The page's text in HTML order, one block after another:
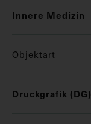
Innere Medizin
Objektart
Druckgrafik (DG)